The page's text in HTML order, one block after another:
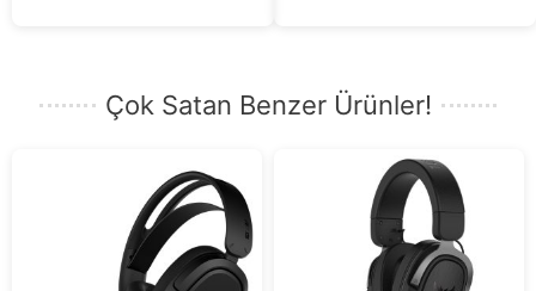
Çok Satan Benzer Ürünler!